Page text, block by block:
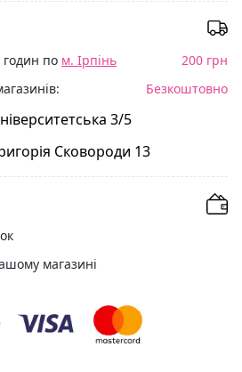
по м. Ірпінь
200 грн
Безкоштовно
3/5
Сковороди 13
магазині